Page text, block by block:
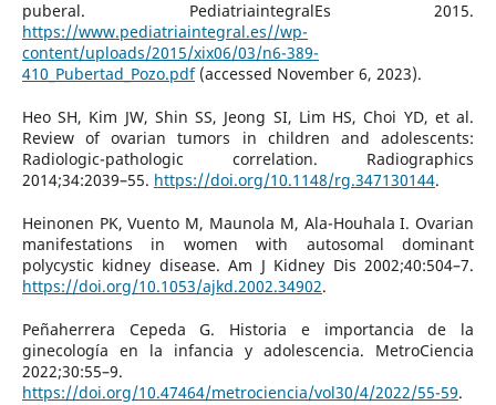
puberal. PediatriaintegralEs 2015.
https://www.pediatriaintegral.es//wp-
content/uploads/2015/xix06/03/n6-389-
410_Pubertad_Pozo.pdf(accessed November 6, 2023).
Heo SH, Kim JW, Shin SS, Jeong SI, Lim HS, Choi YD, et al.
Review of ovarian tumors in children and adolescents:
Radiologic-pathologic correlation. Radiographics
2014;34:2039–55. https://doi.org/10.1148/rg.347130144.
Heinonen PK, Vuento M, Maunola M, Ala-Houhala I. Ovarian
manifestations in women with autosomal dominant
polycystic kidney disease. Am J Kidney Dis 2002;40:504–7.
https://doi.org/10.1053/ajkd.2002.34902.
Peñaherrera Cepeda G. Historia e importancia de la
ginecología en la infancia y adolescencia. MetroCiencia
2022;30:55–9.
https://doi.org/10.47464/metrociencia/vol30/4/2022/55-59.